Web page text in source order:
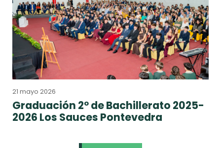
21 mayo 2026
Graduación 2º de Bachillerato 2025-
2026 Los Sauces Pontevedra